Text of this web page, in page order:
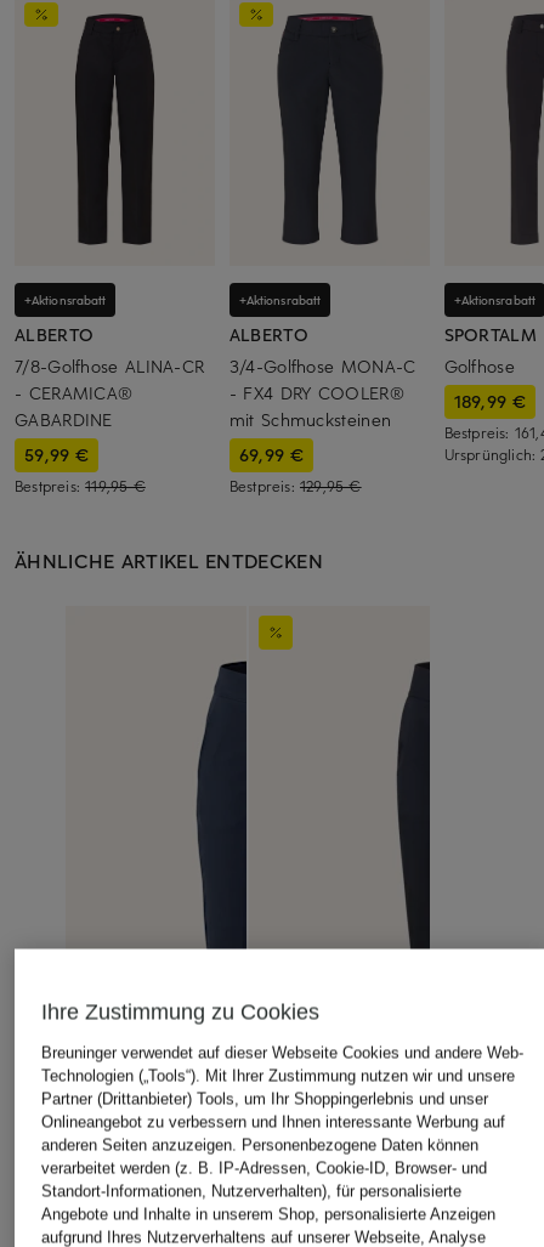
+Aktionsrabatt
ALBERTO
7/8-Golfhose ALINA-CR
- CERAMICA®
GABARDINE
59,99 €
Bestpreis:119,95 €
+Aktionsrabatt
ALBERTO
3/4-Golfhose MONA-C
- FX4 DRY COOLER®
mit Schmucksteinen
69,99 €
Bestpreis: 129,95 €
+Aktionsrabatt
SPORTALM
Golfhose
189,99 €
Bestpreis:
Ursprünglich:
ÄHNLICHE ARTIKEL ENTDECKEN
Ihre Zustimmung zu Cookies
Breuninger verwendet auf dieser Webseite Cookies und andere Web-
Technologien („Tools“). Mit Ihrer Zustimmung nutzen wir und unsere
Partner (Drittanbieter) Tools, um Ihr Shoppingerlebnis und unser
Onlineangebot zu verbessern und Ihnen interessante Werbung auf
anderen Seiten anzuzeigen. Personenbezogene Daten können
verarbeitet werden (z. B. IP-Adressen, Cookie-ID, Browser- und
Standort-Informationen, Nutzerverhalten), für personalisierte
Angebote und Inhalte in unserem Shop, personalisierte Anzeigen
aufgrund Ihres Nutzerverhaltens auf unserer Webseite, Analyse